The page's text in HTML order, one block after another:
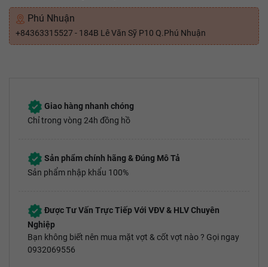
Phú Nhuận
+84363315527 - 184B Lê Văn Sỹ P10 Q.Phú Nhuận
Giao hàng nhanh chóng
Chỉ trong vòng 24h đồng hồ
Sản phẩm chính hãng & Đúng Mô Tả
Sản phẩm nhập khẩu 100%
Được Tư Vấn Trực Tiếp Với VĐV & HLV Chuyên
Nghiệp
Bạn không biết nên mua mặt vợt & cốt vợt nào ? Gọi ngay
0932069556